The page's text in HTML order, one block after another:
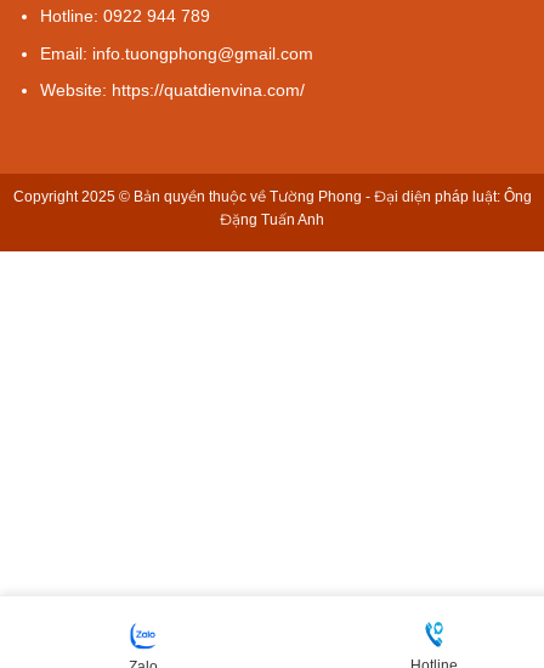
Hotline: 0922 944 789
Email: info.tuongphong@gmail.com
Website: https://quatdienvina.com/
Copyright 2025 © Bản quyền thuộc về Tường Phong - Đại diện pháp luật: Ông
Đặng Tuấn Anh